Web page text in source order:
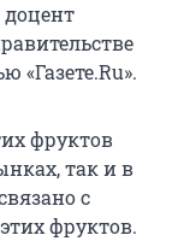
«Газете.Ru».
фруктов
так и в
с
фруктов.